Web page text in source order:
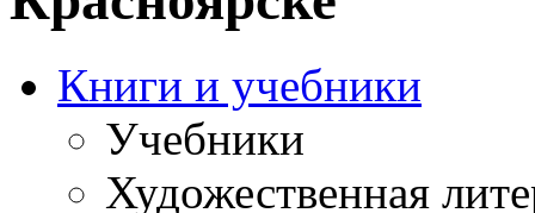
Книги и учебники
Учебники
Художественная